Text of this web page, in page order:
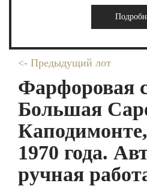
<- Предыдущий лот
Фарфоровая
Большая
1970 года.
ручная